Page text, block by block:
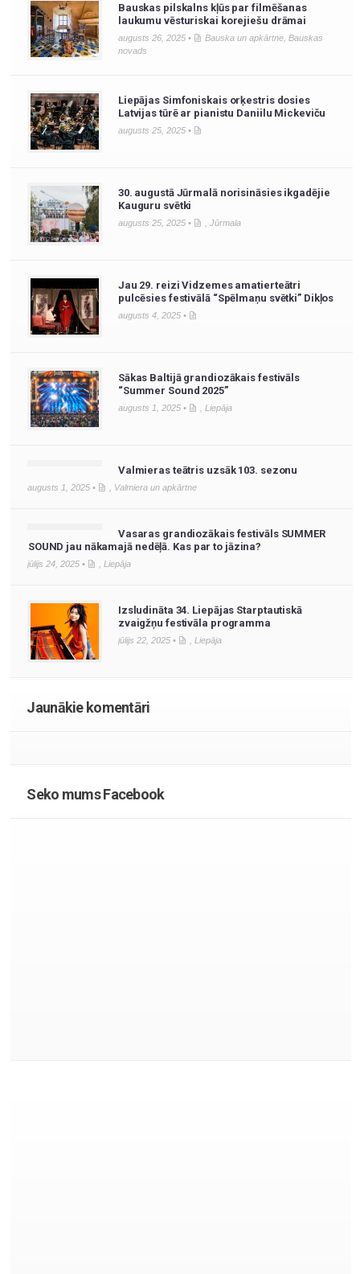
Bauskas pilskalns kļūs par filmēšanas
laukumu vēsturiskai korejiešu drāmai
augusts 26, 2025 • Bauska un apkārtne, Bauskas
novads
Liepājas Simfoniskais orķestris dosies
Latvijas tūrē ar pianistu Daniilu Mickeviču
augusts 25, 2025 •
30. augustā Jūrmalā norisināsies ikgadējie
Kauguru svētki
augusts 25, 2025 • Jūrmala
Jau 29. reizi Vidzemes amatierteātri
pulcēsies festivālā “Spēlmaņu svētki” Dikļos
augusts 4, 2025 •
Sākas Baltijā grandiozākais festivāls
“Summer Sound 2025”
augusts 1, 2025 • Liepāja
Valmieras teātris uzsāk 103. sezonu
augusts 1, 2025 • Valmiera un apkārtne
Vasaras grandiozākais festivāls SUMMER
SOUND jau nākamajā nedēļā. Kas par to jāzina?
jūlijs 24, 2025 • Liepāja
Izsludināta 34. Liepājas Starptautiskā
zvaigžņu festivāla programma
jūlijs 22, 2025 • Liepāja
Jaunākie komentāri
Seko mums Facebook